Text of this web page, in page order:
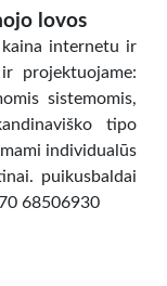
lovos
internetu ir
projektuojame:
sistemomis,
tipo
individualūs
puikusbaldai
68506930